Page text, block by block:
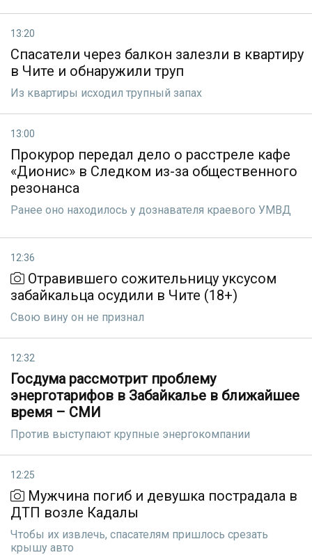
13:20
Спасатели через балкон залезли в квартиру
в Чите и обнаружили труп
Из квартиры исходил трупный запах
13:00
Прокурор передал дело о расстреле кафе
«Дионис» в Следком из-за общественного
резонанса
Ранее оно находилось у дознавателя краевого УМВД
12:36
Отравившего сожительницу уксусом
забайкальца осудили в Чите (18+)
Свою вину он не признал
12:32
Госдума рассмотрит проблему
энерготарифов в Забайкалье в ближайшее
время – СМИ
Против выступают крупные энергокомпании
12:25
Мужчина погиб и девушка пострадала в
ДТП возле Кадалы
Чтобы их извлечь, спасателям пришлось срезать
крышу авто